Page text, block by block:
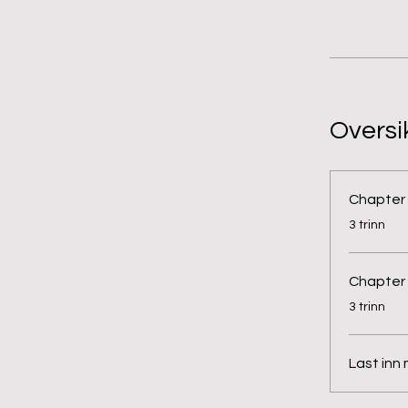
Chapter
.3 trinn
Chapter
.3 trinn
Last inn